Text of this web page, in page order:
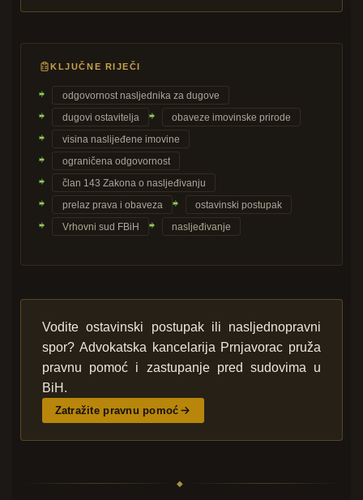
KLJUČNE RIJEČI
odgovornost nasljednika za dugove
dugovi ostavitelja
obaveze imovinske prirode
visina naslijeđene imovine
ograničena odgovornost
član 143 Zakona o nasljeđivanju
prelaz prava i obaveza
ostavinski postupak
Vrhovni sud FBiH
nasljeđivanje
Vodite ostavinski postupak ili nasljednopravni
spor? Advokatska kancelarija Prnjavorac pruža
pravnu pomoć i zastupanje pred sudovima u
BiH.
Zatražite pravnu pomoć
◆